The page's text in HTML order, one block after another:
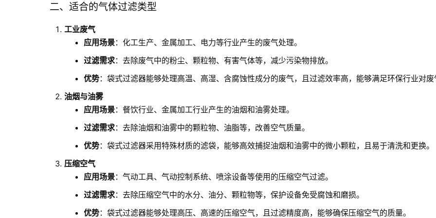
二、适合的气体过滤类型
工业废气
应用场景：化工生产、金属加工、电力等行业产生的废气处理。
过滤需求：去除废气中的粉尘、颗粒物、有害气体等，减少污染物排放。
优势：袋式过滤器能够处理高温、高湿、含腐蚀性成分的废气，且过滤效率高，能够满足环保行业对
油烟与油雾
应用场景：餐饮行业、金属加工行业产生的油烟和油雾处理。
过滤需求：去除油烟和油雾中的颗粒物、油脂等，改善空气质量。
优势：袋式过滤器采用特殊材质的滤袋，能够高效捕捉油烟和油雾中的微小颗粒，且易于清洗和更换。
压缩空气
应用场景：气动工具、气动控制系统、喷涂设备等使用的压缩空气过滤。
过滤需求：去除压缩空气中的水分、油分、颗粒物等，保护设备免受腐蚀和磨损。
优势：袋式过滤器能够处理高压、高速的压缩空气，且过滤精度高，能够确保压缩空气的质量。